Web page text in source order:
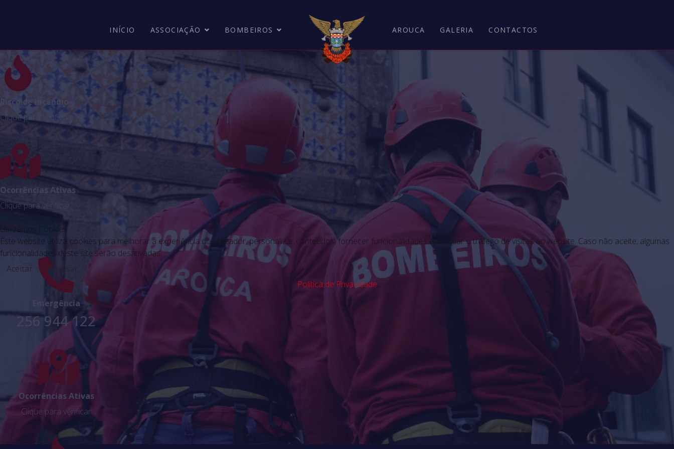
INÍCIO ASSOCIAÇÃO BOMBEIROS AROUCA GALERIA CONTACTOS
Risco de Incêndio
Clique para verificar
Ocorrências Ativas
Clique para verificar
Emergência
256 944 122
Ocorrências Ativas
Clique para verificar
Utilizamos Cookies
Este website utiliza cookies para melhorar a experiência do utilizador, personalizar conteúdos, fornecer funcionalidades e analisar o tráfego de visitas ao website. Caso não aceite, algumas
funcionalidades deste site serão desativadas.
Aceitar
Recusar
Política de Privacidade